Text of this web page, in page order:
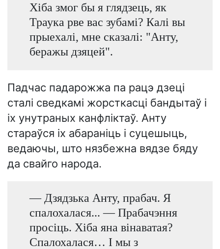
Хіба змог бы я глядзець, як
Траука рве вас зубамі? Калі вы
прыехалі, мне сказалі: "Анту,
беражы дзяцей".
Падчас падарожжа па рацэ дзеці
сталі сведкамі жорсткасці бандытаў і
іх унутраных канфліктаў. Анту
стараўся іх абараніць і суцешыць,
ведаючы, што нязбежна вядзе бяду
да свайго народа.
— Дзядзька Анту, прабач. Я
спалохалася... — Прабачэння
просіць. Хіба яна вінаватая?
Спалохалася… І мы з